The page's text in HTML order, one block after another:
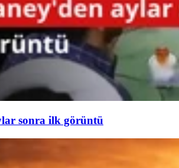
sonra ilk görüntü